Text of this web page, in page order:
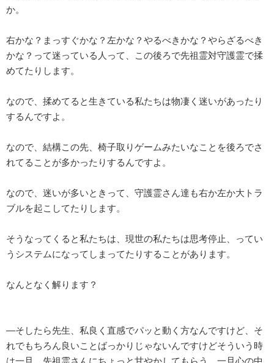
か。
右かな？まっすぐかな？左かな？やるべきかな？やらざるべき
かな？って迷っている人って、この後ろで先祖霊対守護霊で揉
めてたりします。
なので、揉めてると生きている私たちは物凄く迷いがあったり
するんですよ。
なので、結構この先、椅子取りゲームみたいなことを後ろでさ
れてることが多かったりするんですよ。
なので、迷いが多いときって、守護霊さん達も右か左か大トラ
ブルを起こしてたりします。
そうなってくると私たちは、現世の私たちは思考停止、ってい
うシステムになってしまってたりすることがあります。
なんとなく解ります？
―そしたら先生、私良く直感でパッと動く方なんですけど、そ
れでもちろん良いことばっかりじゃないんですけどそういう時
は一旦、先祖霊さんにちょっと甘やかしてもらう、一旦心の中